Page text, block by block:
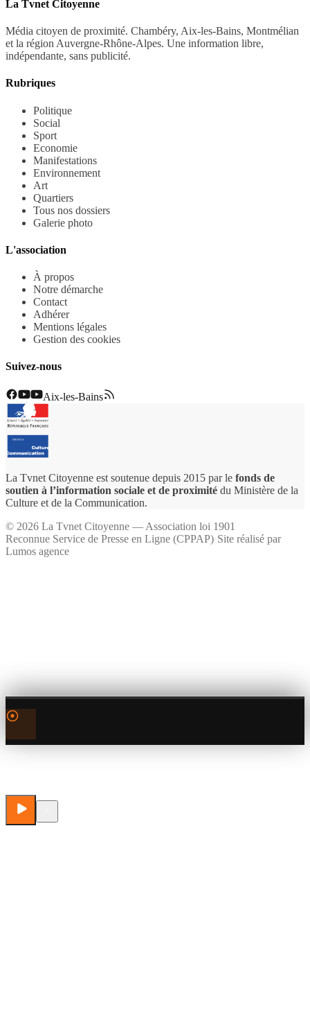
La Tvnet Citoyenne
Média citoyen de proximité. Chambéry, Aix-les-Bains, Montmélian
et la région Auvergne-Rhône-Alpes. Une information libre,
indépendante, sans publicité.
Rubriques
Politique
Social
Sport
Economie
Manifestations
Environnement
Art
Quartiers
Tous nos dossiers
Galerie photo
L'association
À propos
Notre démarche
Contact
Adhérer
Mentions légales
Gestion des cookies
Suivez-nous
Aix-les-Bains
La Tvnet Citoyenne est soutenue depuis 2015 par le fonds de
soutien à l’information sociale et de proximité du Ministère de la
Culture et de la Communication.
© 2026 La Tvnet Citoyenne — Association loi 1901
Reconnue Service de Presse en Ligne (CPPAP)·Site réalisé par
Lumos agence